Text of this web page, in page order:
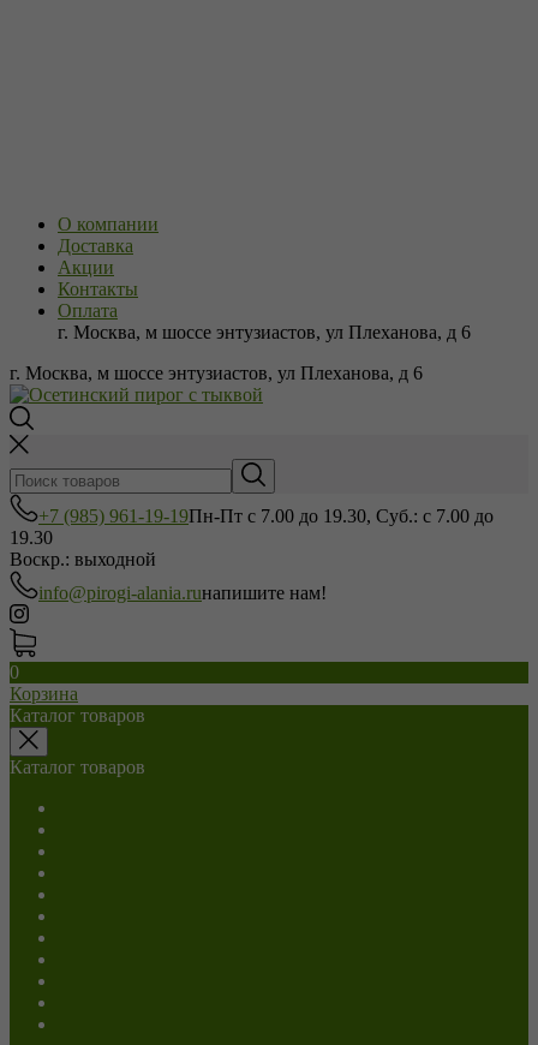
О компании
Доставка
Акции
Контакты
Оплата
г. Москва, м шоссе энтузиастов, ул Плеханова, д 6
г. Москва, м шоссе энтузиастов, ул Плеханова, д 6
+7 (985) 961-19-19Пн-Пт с 7.00 до 19.30, Суб.: с 7.00 до
19.30
Воскр.: выходной
info@pirogi-alania.ruнапишите нам!
0
Корзина
Каталог товаров
Каталог товаров